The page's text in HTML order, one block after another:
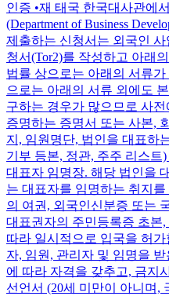
인증 •재 태국 한국대사관에
(Department of Business
제출하는 신청서는 외국인
청서(Tor2)를 작성하고 아래
법률 상으로는 아래의 서류
으로는 아래의 서류 외에도
구하는 경우가 많으므로 사
증명하는 증명서 또는 사본,
지, 임원명단, 법인을 대표하
기부 등본, 정관, 주주 리스트
대표자 임명장. 해당 법인을
는 대표자를 임명하는 취지
의 여권, 외국인신분증 또는
대표권자의 주민등록증 초본
따라 일시적으로 입국을 허
자, 임원, 관리자 및 임명을
에 따라 자격을 갖추고, 금지
선언서 (20세 미만이 아니며,